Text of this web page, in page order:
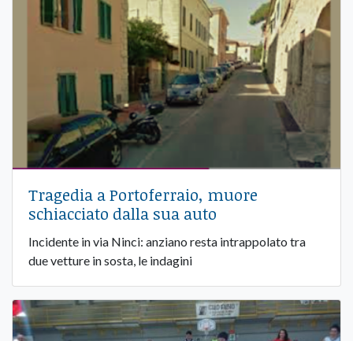
Tragedia a Portoferraio, muore
schiacciato dalla sua auto
Incidente in via Ninci: anziano resta intrappolato tra
due vetture in sosta, le indagini